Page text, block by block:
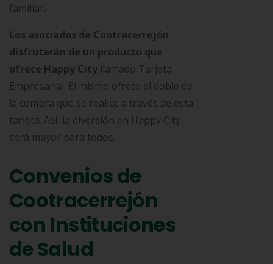
familiar.
Los asociados de Cootracerrejón
disfrutarán de un producto que
ofrece Happy City llamado Tarjeta
Empresarial. El mismo ofrece el doble de
la compra que se realice a través de esta
tarjeta. Así, la diversión en Happy City
será mayor para todos.
Convenios de
Cootracerrejón
con Instituciones
de Salud